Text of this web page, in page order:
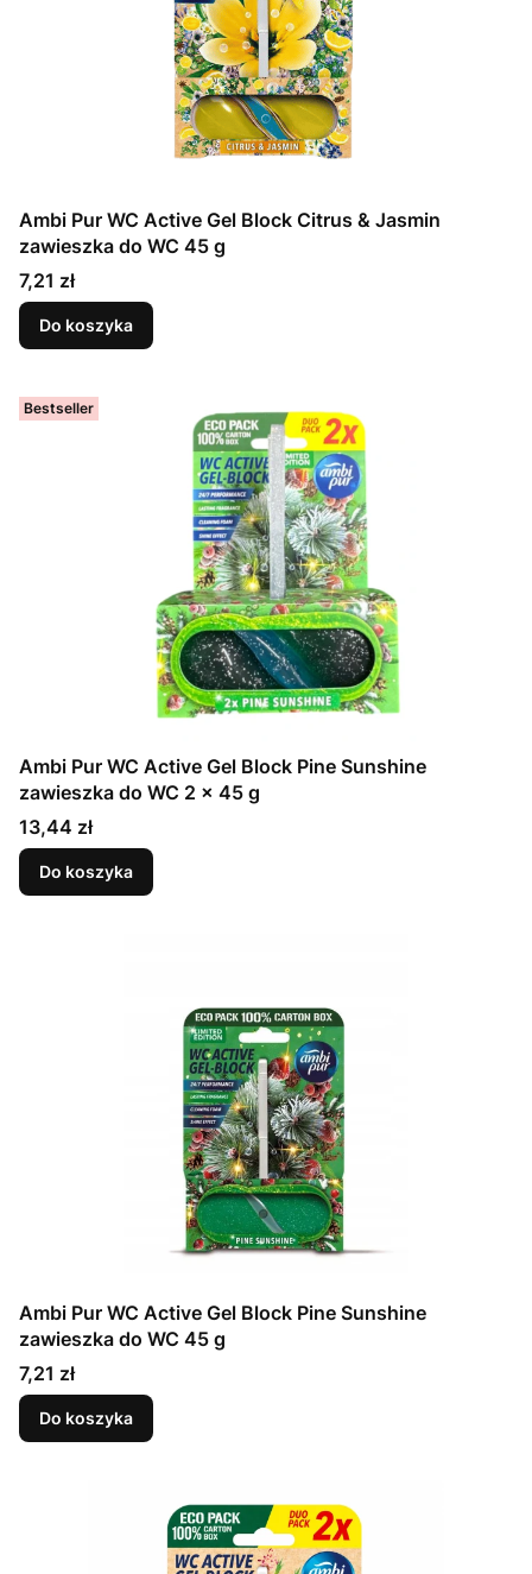
Ambi Pur WC Active Gel Block Citrus & Jasmin
zawieszka do WC 45 g
Cena
7,21 zł
Do koszyka
Bestseller
Ambi Pur WC Active Gel Block Pine Sunshine
zawieszka do WC 2 x 45 g
Cena
13,44 zł
Do koszyka
Ambi Pur WC Active Gel Block Pine Sunshine
zawieszka do WC 45 g
Cena
7,21 zł
Do koszyka